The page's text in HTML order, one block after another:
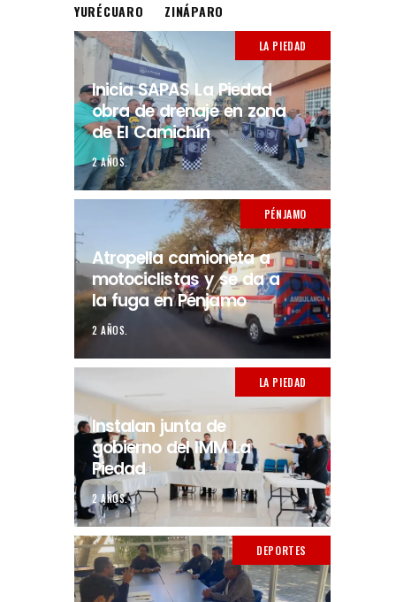
YURÉCUARO
ZINÁPARO
LA PIEDAD
Inicia SAPAS La Piedad
obra de drenaje en zona
de El Camichín
2 AÑOS.
PÉNJAMO
Atropella camioneta a
motociclistas y se da a
la fuga en Pénjamo
2 AÑOS.
LA PIEDAD
Instalan junta de
gobierno del IMM La
Piedad
2 AÑOS.
DEPORTES